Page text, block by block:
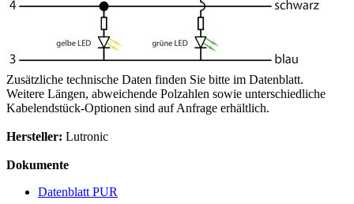
Zusätzliche technische Daten finden Sie bitte im Datenblatt.
Weitere Längen, abweichende Polzahlen sowie unterschiedliche
Kabelendstück-Optionen sind auf Anfrage erhältlich.
Hersteller: Lutronic
Dokumente
Datenblatt PUR